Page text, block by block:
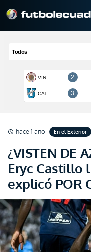
schedule hace 1 año En el Exterior
¿VISTEN DE
Eryc Castillo
explicó POR